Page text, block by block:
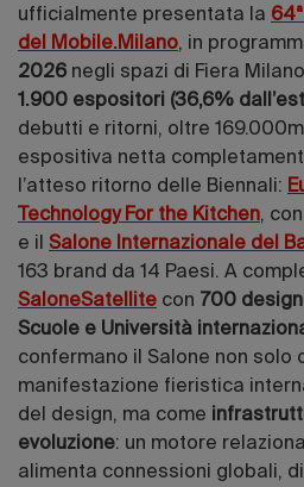
ufficialmente presentata la
del Mobile.Milano, in
2026 negli spazi di Fiera
1.900 espositori (36,6%
debutti e ritorni, oltre
espositiva netta
l’atteso ritorno delle Biennali:
Technology For the Kitchen,
e il Salone Internazionale del
163 brand da 14 Paesi. A
SaloneSatellite con 700
Scuole e Università
confermano il Salone non solo
manifestazione fieristica
del design, ma come
evoluzione: un motore
alimenta connessioni globali,